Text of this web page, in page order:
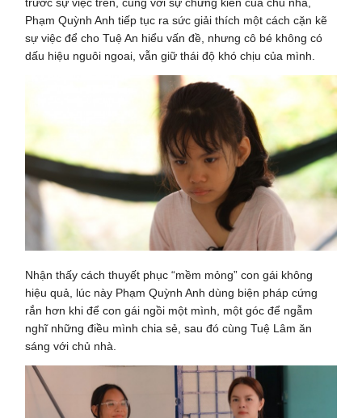
Phạm Quỳnh Anh tiếp tục ra sức giải thích một cách cặn kẽ
sự việc để cho Tuệ An hiểu vấn đề, nhưng cô bé không có
dấu hiệu nguôi ngoai, vẫn giữ thái độ khó chịu của mình.
Nhận thấy cách thuyết phục “mềm mỏng” con gái không
hiệu quả, lúc này Phạm Quỳnh Anh dùng biện pháp cứng
rắn hơn khi để con gái ngồi một mình, một góc để ngẫm
nghĩ những điều mình chia sẻ, sau đó cùng Tuệ Lâm ăn
sáng với chủ nhà.